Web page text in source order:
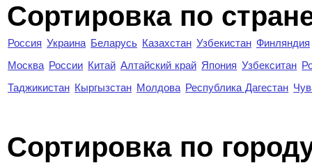
Сортировка по
Россия Украина Беларусь Казахстан Узбекистан Финляндия
Москва России Китай Алтайский край Япония Узбекситан
Таджикистан Кыргызстан Молдова Республика Дагестан
Cортировка по